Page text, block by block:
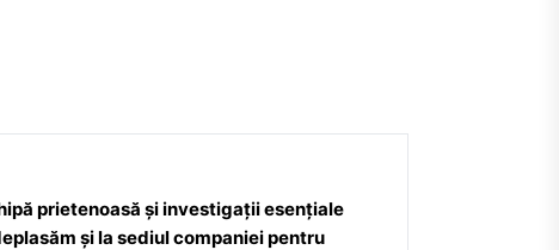
prietenoasă și investigații esențiale
și la sediul companiei pentru